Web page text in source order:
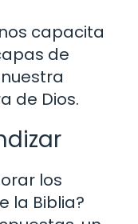
capacita
de
de Dios.
los
la Biblia?